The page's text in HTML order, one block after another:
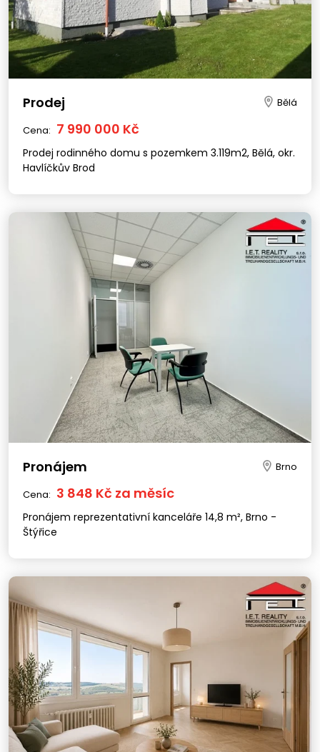
Prodej Bělá
Cena: 7 990 000 Kč
Prodej rodinného domu s pozemkem 3.119m2, Bělá, okr.
Havlíčkův Brod
Pronájem Brno
Cena: 3 848 Kč za měsíc
Pronájem reprezentativní kanceláře 14,8 m², Brno -
Štýřice